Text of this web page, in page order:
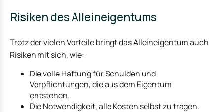
Risiken des Alleineigentums
Trotz der vielen Vorteile bringt das Alleineigentum auch
Risiken mit sich, wie:
Die volle Haftung für Schulden und
Verpflichtungen, die aus dem Eigentum
entstehen.
Die Notwendigkeit, alle Kosten selbst zu tragen.